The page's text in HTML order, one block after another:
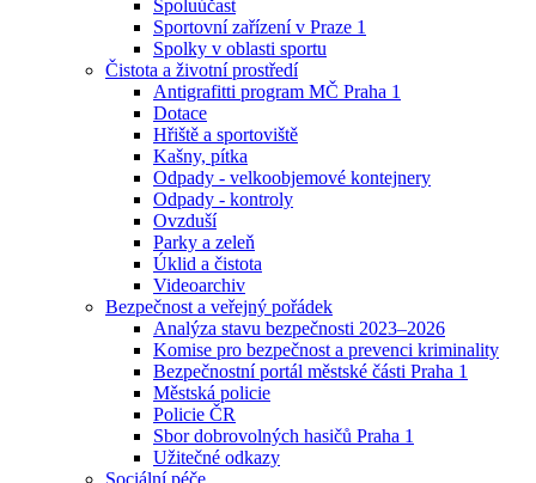
Spoluúčast
Sportovní zařízení v Praze 1
Spolky v oblasti sportu
Čistota a životní prostředí
Antigrafitti program MČ Praha 1
Dotace
Hřiště a sportoviště
Kašny, pítka
Odpady - velkoobjemové kontejnery
Odpady - kontroly
Ovzduší
Parky a zeleň
Úklid a čistota
Videoarchiv
Bezpečnost a veřejný pořádek
Analýza stavu bezpečnosti 2023–2026
Komise pro bezpečnost a prevenci kriminality
Bezpečnostní portál městské části Praha 1
Městská policie
Policie ČR
Sbor dobrovolných hasičů Praha 1
Užitečné odkazy
Sociální péče